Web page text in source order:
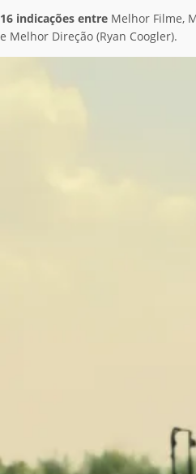
16 indicações entre Melhor Filme,
e Melhor Direção (Ryan Coogler).